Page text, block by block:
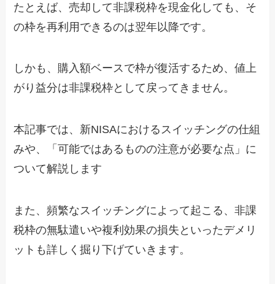
たとえば、売却して非課税枠を現金化しても、そ
の枠を再利用できるのは翌年以降です。
しかも、購入額ベースで枠が復活するため、値上
がり益分は非課税枠として戻ってきません。
本記事では、新NISAにおけるスイッチングの仕組
みや、「可能ではあるものの注意が必要な点」に
ついて解説します
また、頻繁なスイッチングによって起こる、非課
税枠の無駄遣いや複利効果の損失といったデメリ
ットも詳しく掘り下げていきます。